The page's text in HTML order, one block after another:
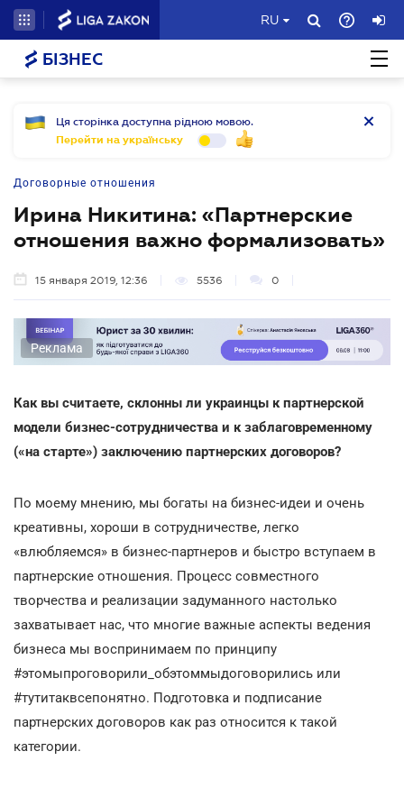
RU
БІЗНЕС
Ця сторінка доступна рідною мовою.
Перейти на українську
Договорные отношения
Ирина Никитина: «Партнерские
отношения важно формализовать»
15 января 2019, 12:36 5536 0
Реклама
Как вы считаете, склонны ли украинцы к партнерской
модели бизнес-сотрудничества и к заблаговременному
(«на старте») заключению партнерских договоров?
По моему мнению, мы богаты на бизнес-идеи и очень
креативны, хороши в сотрудничестве, легко
«влюбляемся» в бизнес-партнеров и быстро вступаем в
партнерские отношения. Процесс совместного
творчества и реализации задуманного настолько
захватывает нас, что многие важные аспекты ведения
бизнеса мы воспринимаем по принципу
#этомыпроговорили_обэтоммыдоговорились или
#тутитаквсепонятно. Подготовка и подписание
партнерских договоров как раз относится к такой
категории.